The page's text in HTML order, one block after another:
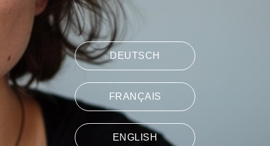
DEUTSCH
FRANÇAIS
ENGLISH